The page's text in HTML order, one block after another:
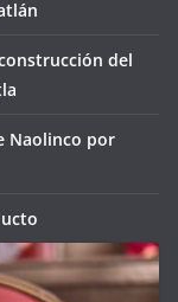
del
Naolinco por